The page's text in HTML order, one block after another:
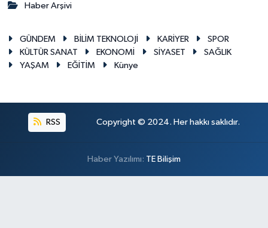
Haber Arşivi
GÜNDEM BİLİM TEKNOLOJİ KARİYER
SPOR
KÜLTÜR SANAT
EKONOMİ SİYASET
SAĞLIK
YAŞAM
EĞİTİM Künye
RSS Copyright © 2024. Her hakkı saklıdır.
Haber Yazılımı: TE Bilişim